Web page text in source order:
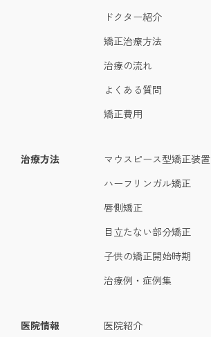
ドクター紹介
矯正治療方法
治療の流れ
よくある質問
矯正費用
治療方法
マウスピース型矯正装置
ハーフリンガル矯正
唇側矯正
目立たない部分矯正
子供の矯正開始時期
治療例・症例集
医院情報 医院紹介